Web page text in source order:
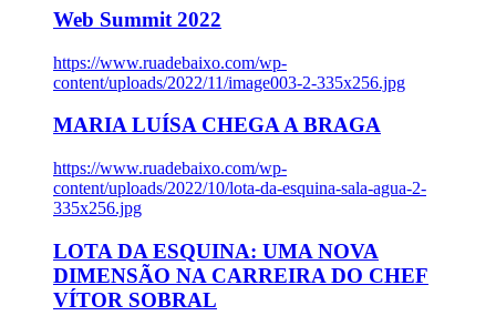
Web Summit 2022
https://www.ruadebaixo.com/wp-
content/uploads/2022/11/image003-2-335x256.jpg
MARIA LUÍSA CHEGA A BRAGA
https://www.ruadebaixo.com/wp-
content/uploads/2022/10/lota-da-esquina-sala-agua-2-
335x256.jpg
LOTA DA ESQUINA: UMA NOVA
DIMENSÃO NA CARREIRA DO CHEF
VÍTOR SOBRAL